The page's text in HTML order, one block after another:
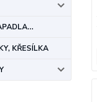
KŘESÍLKA